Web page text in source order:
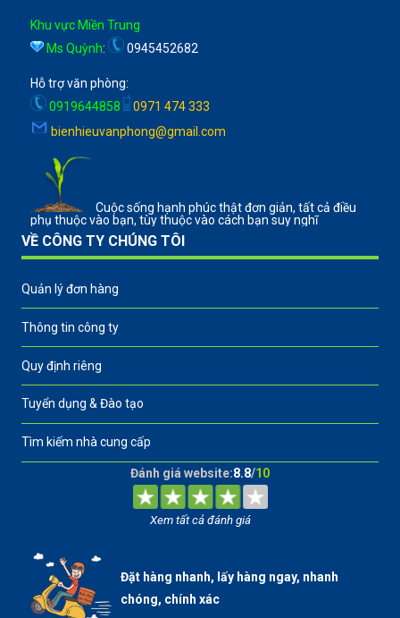
Khu vực Miền Trung
Ms Quỳnh: 0945452682
Hỗ trợ văn phòng:
0919644858
0971 474 333
bienhieuvanphong@gmail.com
Cuộc sống hạnh phúc thật đơn giản, tất cả điều
phụ thuộc vào bạn, tùy thuộc vào cách bạn suy nghĩ
VỀ CÔNG TY CHÚNG TÔI
Quản lý đơn hàng
Thông tin công ty
Quy định riêng
Tuyển dụng & Đào tạo
Tìm kiếm nhà cung cấp
Đánh giá website:8.8/10
Xem tất cả đánh giá
Đặt hàng nhanh, lấy hàng ngay, nhanh
chóng, chính xác